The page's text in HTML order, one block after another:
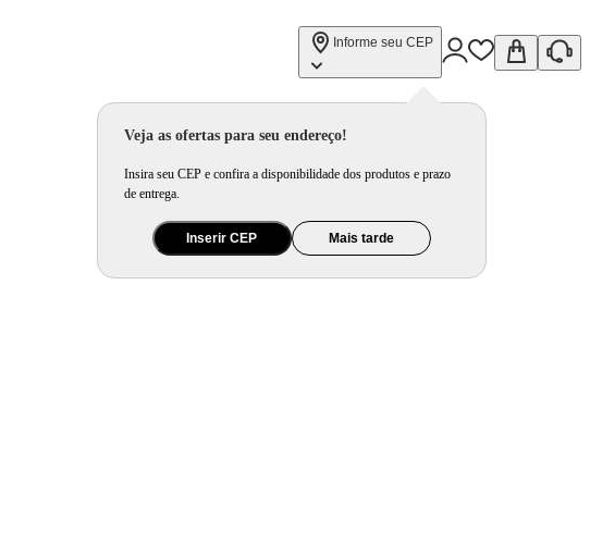
Informe seu CEP
Veja as ofertas para seu endereço!
Insira seu CEP e confira a disponibilidade dos produtos e prazo
de entrega.
Inserir CEP Mais tarde